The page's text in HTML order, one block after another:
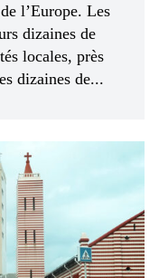
l’Europe. Les
dizaines de
locales, près
dizaines de...